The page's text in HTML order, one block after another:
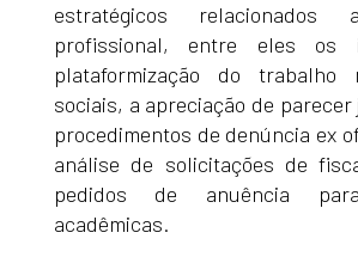
estratégicos relacionados
profissional, entre eles os
plataformização do trabalho
sociais, a apreciação de
procedimentos de denúncia ex
análise de solicitações de
pedidos de anuência
acadêmicas.